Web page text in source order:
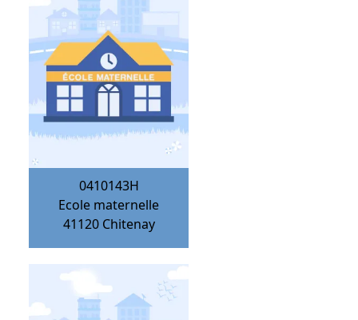
0410143H
Ecole maternelle
41120 Chitenay